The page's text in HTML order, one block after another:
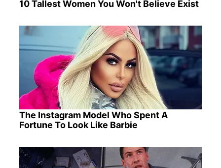
10 Tallest Women You Won't Believe Exist
The Instagram Model Who Spent A
Fortune To Look Like Barbie